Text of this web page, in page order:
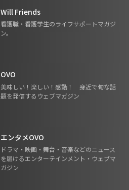
Will Friends
看護職・看護学生のライフサポートマガジ
ン。
OVO
美味しい！楽しい！感動！ 身近で旬な話
題を発信するウェブマガジン
エンタメOVO
ドラマ・映画・舞台・音楽などのニュース
を届けるエンターテインメント・ウェブマ
ガジン